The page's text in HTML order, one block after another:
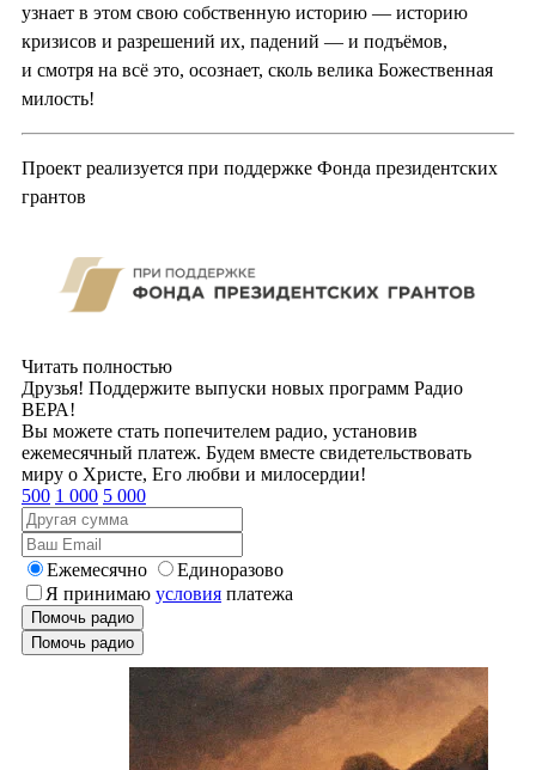
узнает в этом свою собственную историю — историю
кризисов и разрешений их, падений — и подъёмов,
и смотря на всё это, осознает, сколь велика Божественная
милость!
Проект реализуется при поддержке Фонда президентских
грантов
Читать полностью
Друзья! Поддержите выпуски новых программ Радио
ВЕРА!
Вы можете стать попечителем радио, установив
ежемесячный платеж. Будем вместе свидетельствовать
миру о Христе, Его любви и милосердии!
500 1 000 5 000
Ежемесячно
Единоразово
Я принимаю условия платежа
Помочь радио
Помочь радио